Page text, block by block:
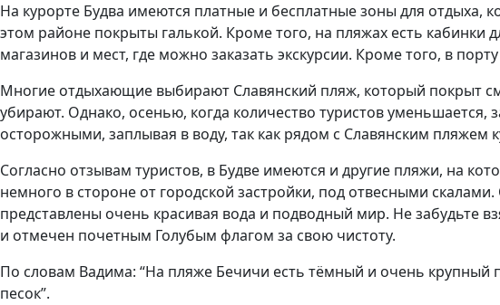
На курорте Будва имеются платные и бесплатные зоны для отдыха,
этом районе покрыты галькой. Кроме того, на пляжах есть
магазинов и мест, где можно заказать экскурсии. Кроме того, в
Многие отдыхающие выбирают Славянский пляж, который покрыт
убирают. Однако, осенью, когда количество туристов
осторожными, заплывая в воду, так как рядом с Славянским пляжем
Согласно отзывам туристов, в Будве имеются и другие пляжи, на
немного в стороне от городской застройки, под отвесными
представлены очень красивая вода и подводный мир. Не забудьте
и отмечен почетным Голубым флагом за свою чистоту.
По словам Вадима: “На пляже Бечичи есть тёмный и очень
песок”.